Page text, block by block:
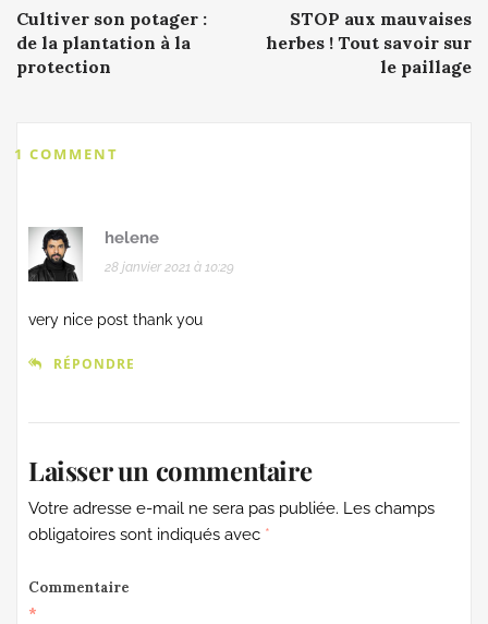
Cultiver son potager :
de la plantation à la
protection
STOP aux mauvaises
herbes ! Tout savoir sur
le paillage
1 COMMENT
helene
28 janvier 2021 à 10:29
very nice post thank you
RÉPONDRE
Laisser un commentaire
Votre adresse e-mail ne sera pas publiée. Les champs
obligatoires sont indiqués avec *
Commentaire
*